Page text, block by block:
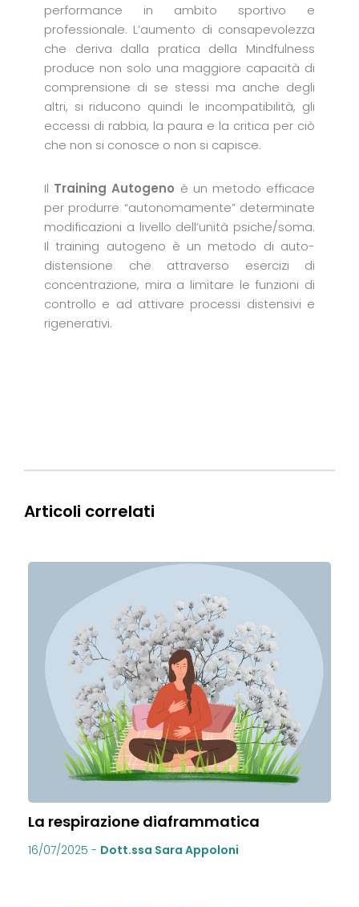
performance in ambito sportivo e
professionale. L’aumento di consapevolezza
che deriva dalla pratica della Mindfulness
produce non solo una maggiore capacità di
comprensione di se stessi ma anche degli
altri, si riducono quindi le incompatibilità, gli
eccessi di rabbia, la paura e la critica per ciò
che non si conosce o non si capisce.
Il Training Autogeno è un metodo efficace
per produrre “autonomamente” determinate
modificazioni a livello dell’unità psiche/soma.
Il training autogeno è un metodo di auto-
distensione che attraverso esercizi di
concentrazione, mira a limitare le funzioni di
controllo e ad attivare processi distensivi e
rigenerativi.
Articoli correlati
La respirazione diaframmatica
16/07/2025 - Dott.ssa Sara Appoloni